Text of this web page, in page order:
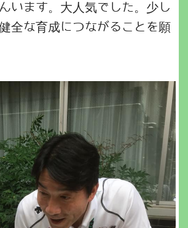
います。大人気でした。少し
全な育成につながることを願